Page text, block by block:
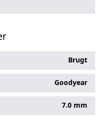
Brugt
Goodyear
7.0 mm